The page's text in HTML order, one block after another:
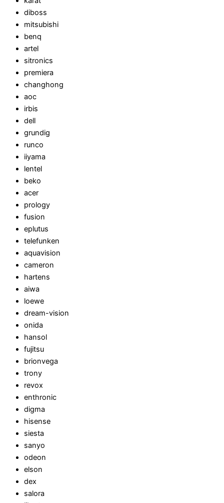
diboss
mitsubishi
benq
artel
sitronics
premiera
changhong
aoc
irbis
dell
grundig
runco
iiyama
lentel
beko
acer
prology
fusion
eplutus
telefunken
aquavision
cameron
hartens
aiwa
loewe
dream-vision
onida
hansol
fujitsu
brionvega
trony
revox
enthronic
digma
hisense
siesta
sanyo
odeon
elson
dex
salora